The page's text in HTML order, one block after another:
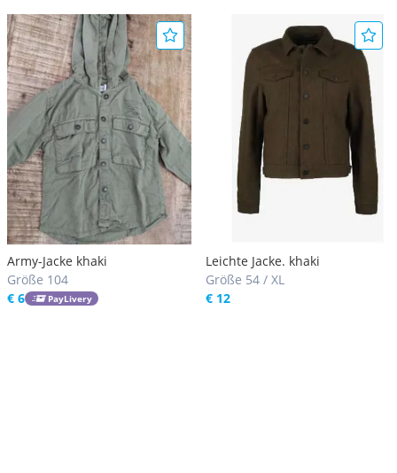
Army-Jacke khaki
Größe 104
€ 6
PayLivery
Leichte Jacke. khaki
Größe 54 / XL
€ 12